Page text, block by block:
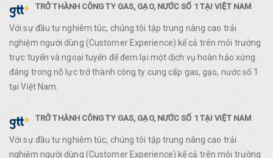
TRỞ THÀNH CÔNG TY GAS, GẠO, NƯỚC SỐ 1 TẠI VIỆT NAM
Với sự đầu tư nghiêm túc, chúng tôi tập trung nâng cao trải
nghiệm người dùng (Customer Experience) kể cả trên môi trường
trực tuyến và ngoại tuyến để đem lại một dịch vụ hoàn hảo xứng
đáng trong nỗ lực trở thành công ty cung cấp gas, gạo, nước số 1
tại Việt Nam.
TRỞ THÀNH CÔNG TY GAS, GẠO, NƯỚC SỐ 1 TẠI VIỆT NAM
Với sự đầu tư nghiêm túc, chúng tôi tập trung nâng cao trải
nghiệm người dùng (Customer Experience) kể cả trên môi trường